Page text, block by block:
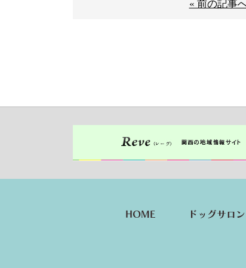
« 前の記事
HOME ドッグサロン